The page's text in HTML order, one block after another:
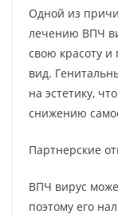
Одной из
лечению ВПЧ
свою красоту
вид.
на эстетику,
снижению
Партнерские
ВПЧ вирус
поэтому его